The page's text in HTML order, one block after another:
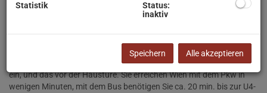
Beschreibung
Stadtgrenze. Die vorteilhafte Lage, mitten im Naherholungsgebiet
Wienerwald, lädt zu einer Vielzahl an Freizeit- und Sportaktivitäten
ein, und das vor der Haustüre. Sie erreichen Wien mit dem Pkw in
wenigen Minuten, mit dem Bus benötigen Sie ca. 20 min. bis zur U4-
Statistik
Status:
inaktiv
Speichern Alle akzeptieren